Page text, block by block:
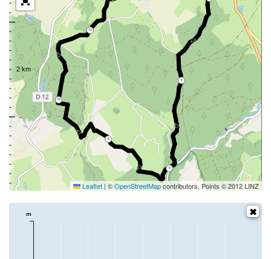
8
4
12
6
10
Leaflet | ©OpenStreetMapcontributors, Points © 2012 LINZ
m